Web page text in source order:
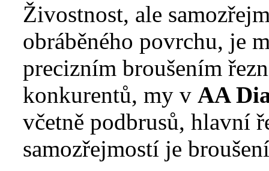
Živostnost, ale
obráběného povrchu, je
precizním broušením
konkurentů, my v AA
včetně podbrusů, hlavní
samozřejmostí je